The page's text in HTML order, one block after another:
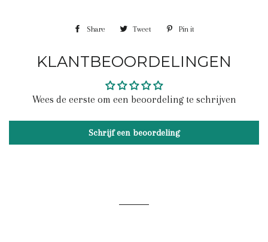
Share Share
Facebook
Tweet Tweet
Twitter
Pin it
Pinterest
KLANTBEOORDELINGEN
Wees de eerste om een beoordeling te schrijven
Schrijf een beoordeling